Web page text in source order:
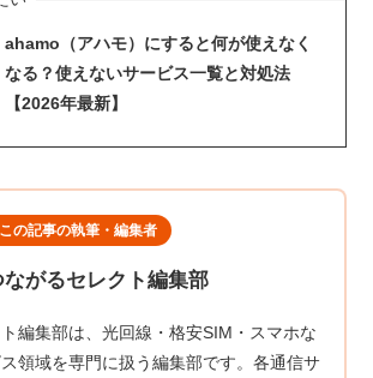
ahamo（アハモ）にすると何が使えなく
なる？使えないサービス一覧と対処法
【2026年最新】
この記事の執筆・編集者
ながるセレクト編集部
編集部は、光回線・格安SIM・スマホな
領域を専門に扱う編集部です。各通信サ